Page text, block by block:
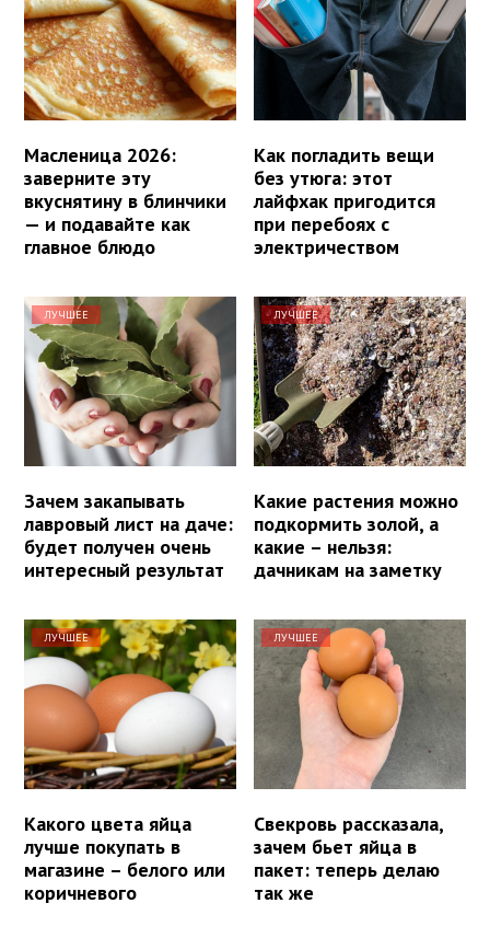
Масленица 2026:
заверните эту
вкуснятину в блинчики
— и подавайте как
главное блюдо
Как погладить вещи
без утюга: этот
лайфхак пригодится
при перебоях с
электричеством
ЛУЧШЕЕ
Зачем закапывать
лавровый лист на даче:
будет получен очень
интересный результат
ЛУЧШЕЕ
Какие растения можно
подкормить золой, а
какие – нельзя:
дачникам на заметку
ЛУЧШЕЕ
Какого цвета яйца
лучше покупать в
магазине – белого или
коричневого
ЛУЧШЕЕ
Свекровь рассказала,
зачем бьет яйца в
пакет: теперь делаю
так же